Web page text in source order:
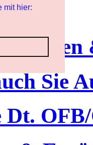
mit hier:
Sie
Dt.